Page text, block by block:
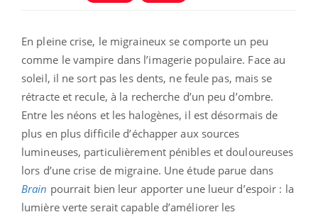
En pleine crise, le migraineux se comporte un peu
comme le vampire dans l’imagerie populaire. Face au
soleil, il ne sort pas les dents, ne feule pas, mais se
rétracte et recule, à la recherche d’un peu d’ombre.
Entre les néons et les halogènes, il est désormais de
plus en plus difficile d’échapper aux sources
lumineuses, particulièrement pénibles et douloureuses
lors d’une crise de migraine. Une étude parue dans
Brain pourrait bien leur apporter une lueur d’espoir : la
lumière verte serait capable d’améliorer les